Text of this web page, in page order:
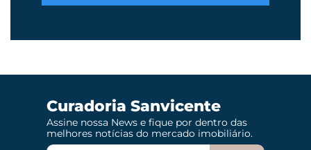
Curadoria Sanvicente
Assine nossa News e fique por dentro das
melhores notícias do mercado imobiliário.